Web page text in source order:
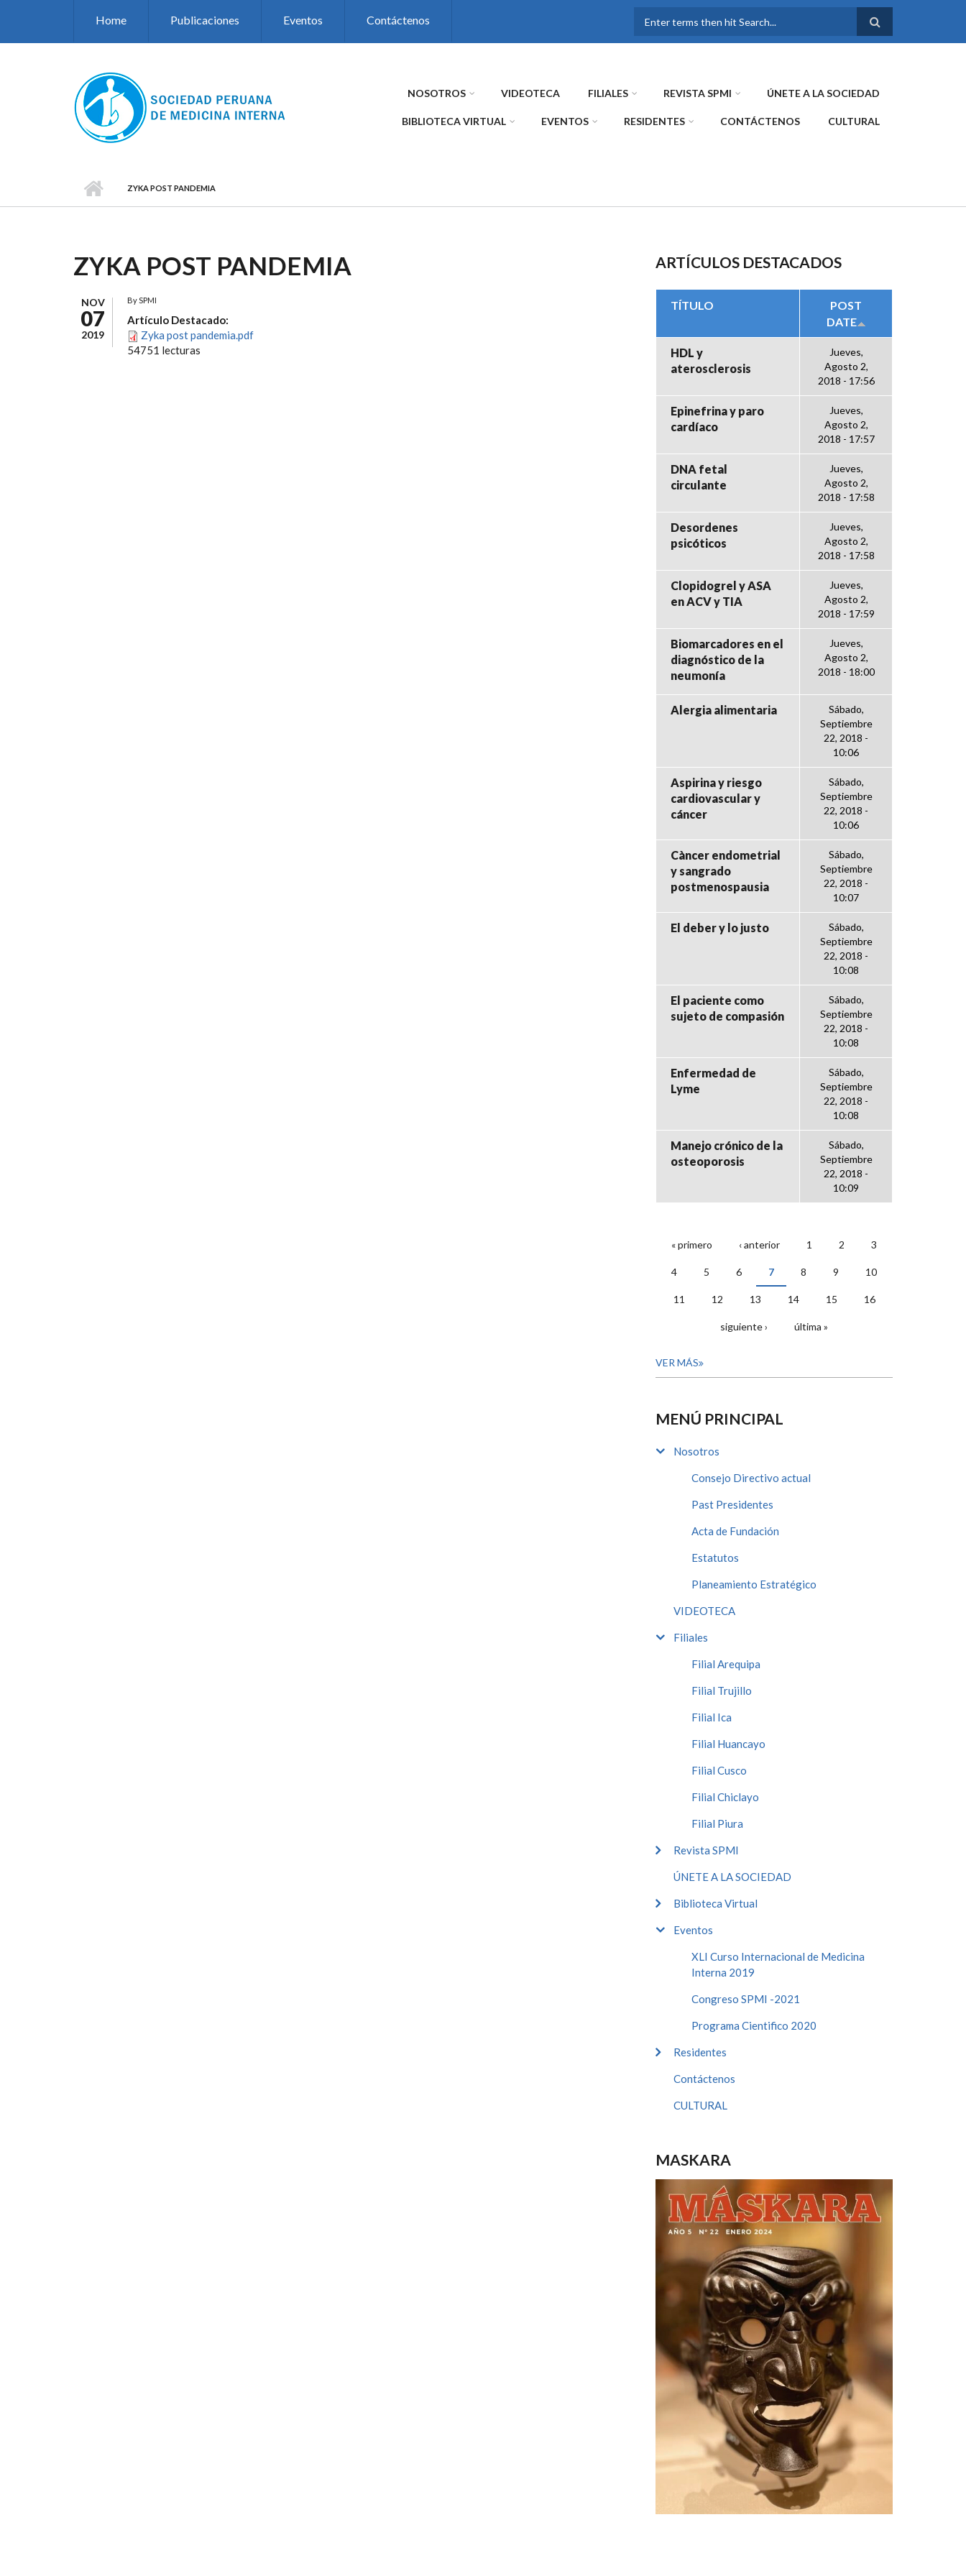
Home Publicaciones Eventos Contáctenos
FORMULARIO DE
NOSOTROS VIDEOTECA FILIALES REVISTA SPMI ÚNETE A LA SOCIEDAD
BIBLIOTECA VIRTUAL EVENTOS RESIDENTES CONTÁCTENOS CULTURAL
ZYKA POST PANDEMIA
ZYKA POST PANDEMIA
NOV
07
2019
BySPMI
Artículo Destacado:
Zyka post pandemia.pdf
54751 lecturas
ARTÍCULOS DESTACADOS
TÍTULO
POST
DATE
HDL y
aterosclerosis
Jueves,
Agosto 2,
2018 - 17:56
Epinefrina y paro
cardíaco
Jueves,
Agosto 2,
2018 - 17:57
DNA fetal
circulante
Jueves,
Agosto 2,
2018 - 17:58
Desordenes
psicóticos
Jueves,
Agosto 2,
2018 - 17:58
Clopidogrel y ASA
en ACV y TIA
Jueves,
Agosto 2,
2018 - 17:59
Biomarcadores en el
diagnóstico de la
neumonía
Jueves,
Agosto 2,
2018 - 18:00
Alergia alimentaria
Sábado,
Septiembre
22, 2018 -
10:06
Aspirina y riesgo
cardiovascular y
cáncer
Sábado,
Septiembre
22, 2018 -
10:06
Càncer endometrial
y sangrado
postmenospausia
Sábado,
Septiembre
22, 2018 -
10:07
El deber y lo justo
Sábado,
Septiembre
22, 2018 -
10:08
El paciente como
sujeto de compasión
Sábado,
Septiembre
22, 2018 -
10:08
Enfermedad de
Lyme
Sábado,
Septiembre
22, 2018 -
10:08
Manejo crónico de la
osteoporosis
Sábado,
Septiembre
22, 2018 -
10:09
PÁGINAS
« primero ‹ anterior 1 2 3
4 5 6 7 8 9 10
11 12 13 14 15 16
siguiente › última »
VER MÁS
MENÚ PRINCIPAL
Nosotros
Consejo Directivo actual
Past Presidentes
Acta de Fundación
Estatutos
Planeamiento Estratégico
VIDEOTECA
Filiales
Filial Arequipa
Filial Trujillo
Filial Ica
Filial Huancayo
Filial Cusco
Filial Chiclayo
Filial Piura
Revista SPMI
ÚNETE A LA SOCIEDAD
Biblioteca Virtual
Eventos
XLI Curso Internacional de Medicina
Interna 2019
Congreso SPMI -2021
Programa Cientifico 2020
Residentes
Contáctenos
CULTURAL
MASKARA